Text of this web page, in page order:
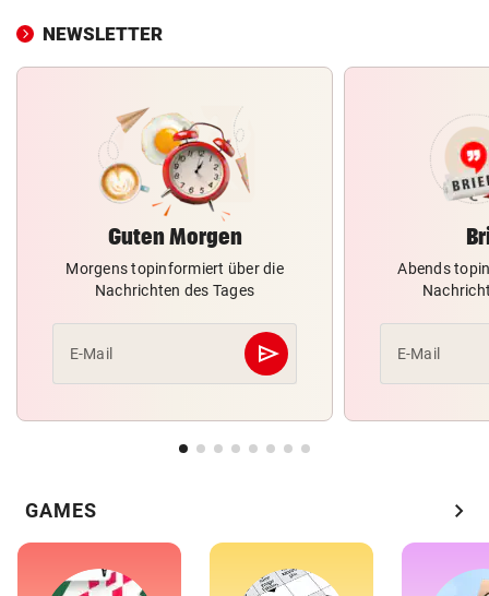
NEWSLETTER
Guten Morgen
Morgens topinformiert über die
Nachrichten des Tages
E-Mail send
Abschicken
Abends
E-Mail
GAMES chevron_right